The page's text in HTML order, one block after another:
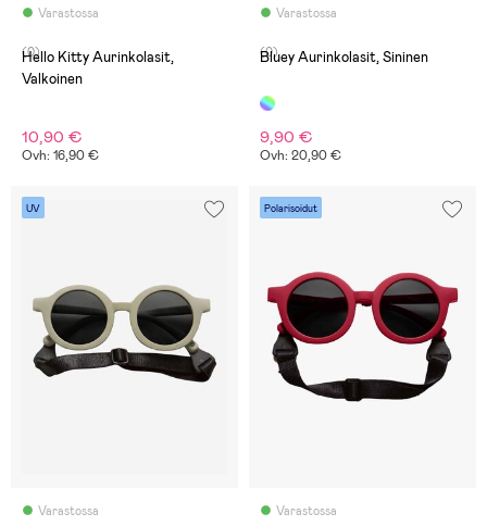
Varastossa
(0)
Hello Kitty Aurinkolasit,
Valkoinen
10,90 €
Ovh: 16,90 €
Varastossa
(0)
Bluey Aurinkolasit, Sininen
9,90 €
Ovh: 20,90 €
UV
Varastossa
Polarisoidut
Varastossa